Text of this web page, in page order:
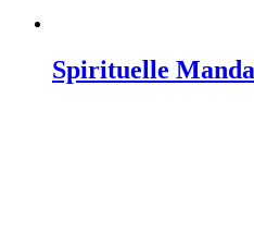
Spirituelle